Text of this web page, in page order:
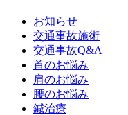
お知らせ
交通事故施術
交通事故Q&A
首のお悩み
肩のお悩み
腰のお悩み
鍼治療